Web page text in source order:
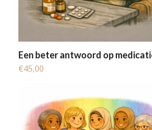
Een beter antwoord op
€45,00